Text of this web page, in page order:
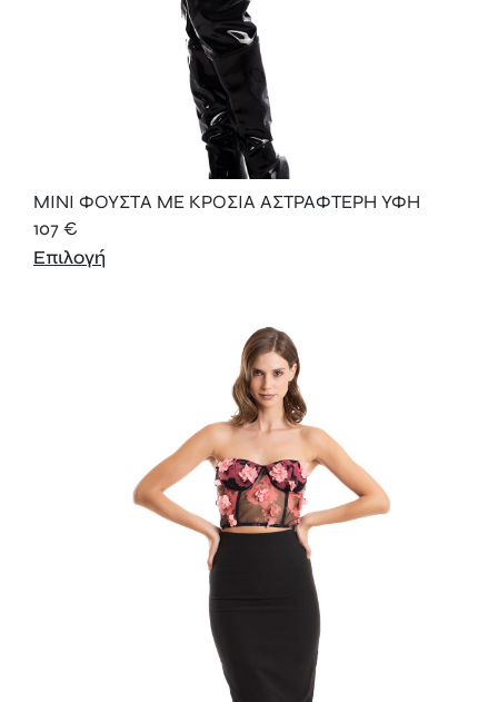
ΜΙΝΙ ΦΟΥΣΤΑ ΜΕ ΚΡΟΣΙΑ ΑΣΤΡΑΦΤΕΡΗ ΥΦΗ
107€
Επιλογή